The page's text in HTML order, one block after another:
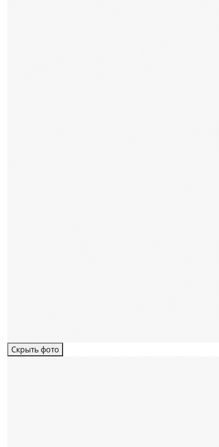
Скрыть фото